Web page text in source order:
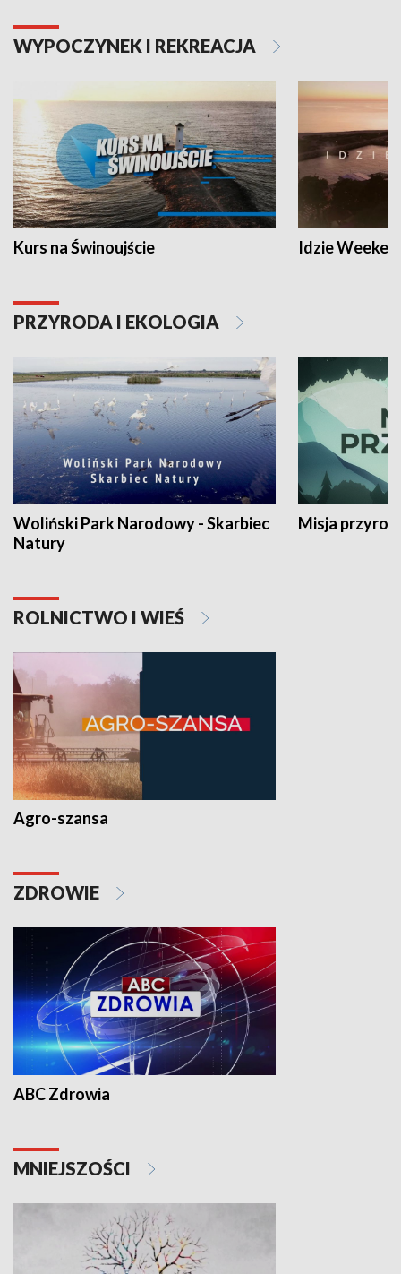
WYPOCZYNEK I REKREACJA
Kurs na Świnoujście Idzie
PRZYRODA I EKOLOGIA
Woliński Park Narodowy - Skarbiec
Natury
Misja
ROLNICTWO I WIEŚ
Agro-szansa
ZDROWIE
ABC Zdrowia
MNIEJSZOŚCI